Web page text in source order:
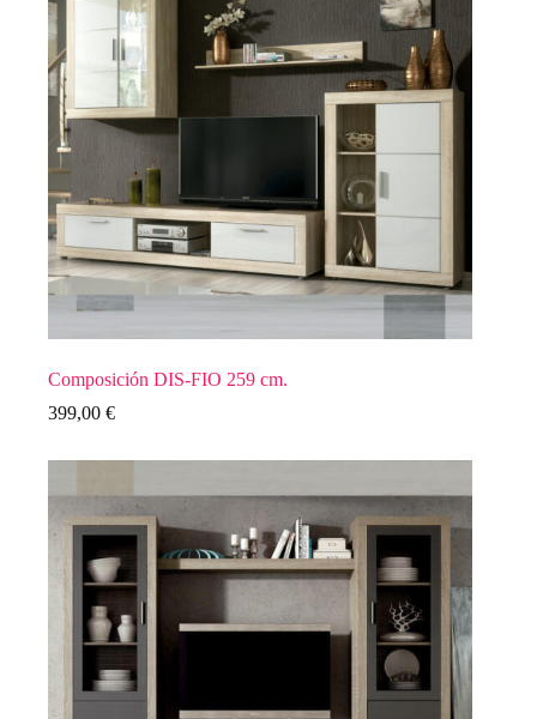
Composición DIS-FIO 259 cm.
399,00 €